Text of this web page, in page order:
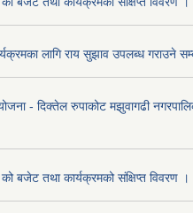
लागि राय सुझाव उपलब्ध गराउने
योजना - दिक्तेल रुपाकोट मझुवागढी
तथा कार्यक्रमको संक्षिप्त विवरण ।